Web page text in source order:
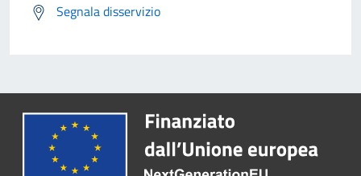
Segnala disservizio